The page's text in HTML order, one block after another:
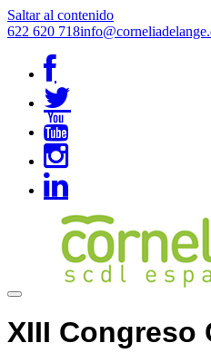
Saltar al contenido
622 620 718
XIII Congreso